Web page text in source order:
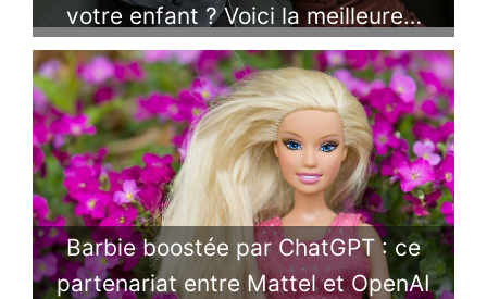
votre enfant ? Voici la meilleure…
Barbie boostée par ChatGPT : ce
partenariat entre Mattel et OpenAI